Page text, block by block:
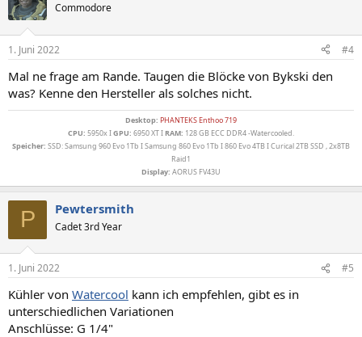
Commodore
1. Juni 2022 #4
Mal ne frage am Rande. Taugen die Blöcke von Bykski den
was? Kenne den Hersteller als solches nicht.
Desktop: PHANTEKS Enthoo 719
CPU: 5950x IGPU: 6950 XT I RAM: 128 GB ECC DDR4 -Watercooled.
Speicher: SSD: Samsung 960 Evo 1Tb I Samsung 860 Evo 1Tb I 860 Evo 4TB I Curical 2TB SSD , 2x8TB
Raid1
Display: AORUS FV43U
P Pewtersmith
Cadet 3rd Year
1. Juni 2022 #5
Kühler von Watercool kann ich empfehlen, gibt es in
unterschiedlichen Variationen
Anschlüsse: G 1/4"